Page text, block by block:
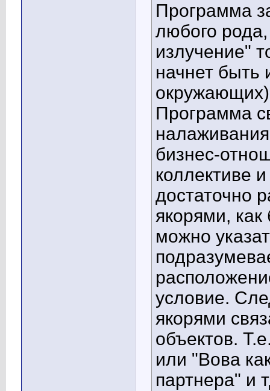
Программа
любого
излучение"
начнет быть
Программа
бизнес-
коллективе
достаточно
якорями,
можно
условие.
якорями
объектов.
или "Вова
партнера" и